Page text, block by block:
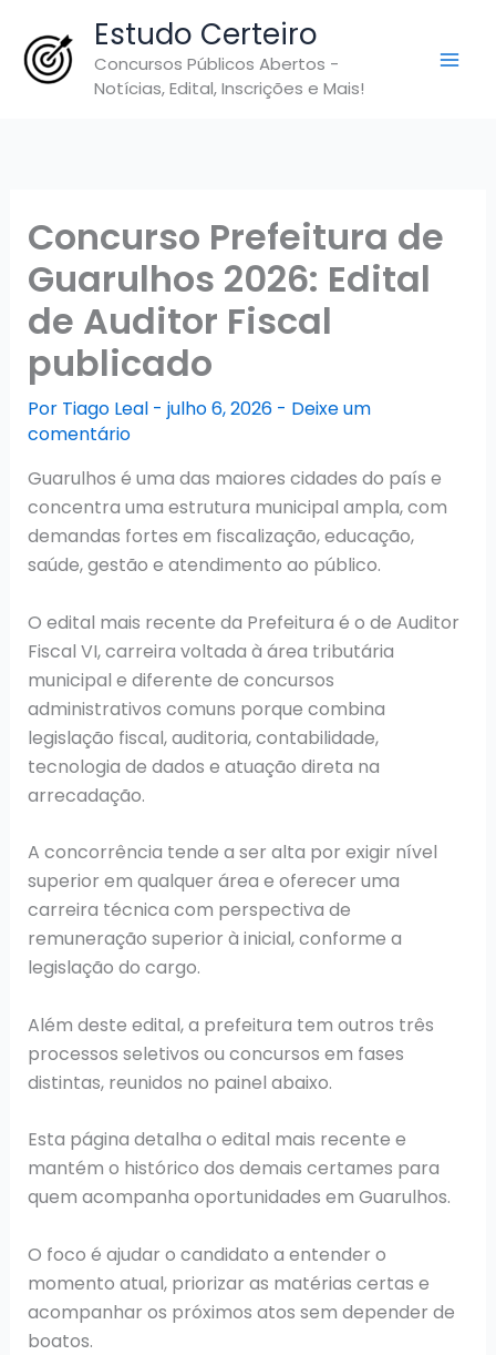
para
Estudo Certeiro
Concursos Públicos Abertos -
Notícias, Edital, Inscrições e Mais!
Concurso Prefeitura de
Guarulhos 2026: Edital
de Auditor Fiscal
publicado
Por Tiago Leal - julho 6, 2026 - Deixe um
comentário
Guarulhos é uma das maiores cidades do país e
concentra uma estrutura municipal ampla, com
demandas fortes em fiscalização, educação,
saúde, gestão e atendimento ao público.
O edital mais recente da Prefeitura é o de Auditor
Fiscal VI, carreira voltada à área tributária
municipal e diferente de concursos
administrativos comuns porque combina
legislação fiscal, auditoria, contabilidade,
tecnologia de dados e atuação direta na
arrecadação.
A concorrência tende a ser alta por exigir nível
superior em qualquer área e oferecer uma
carreira técnica com perspectiva de
remuneração superior à inicial, conforme a
legislação do cargo.
Além deste edital, a prefeitura tem outros três
processos seletivos ou concursos em fases
distintas, reunidos no painel abaixo.
Esta página detalha o edital mais recente e
mantém o histórico dos demais certames para
quem acompanha oportunidades em Guarulhos.
O foco é ajudar o candidato a entender o
momento atual, priorizar as matérias certas e
acompanhar os próximos atos sem depender de
boatos.